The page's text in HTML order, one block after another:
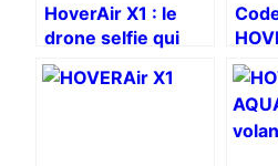
HoverAir X1 : le
drone selfie qui
tient dans la poche
sur
X1
MAX